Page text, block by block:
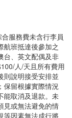
服務費未含行李員
航班抵達後參加之
台、英文配偶及非
人/天且所有費用
則說明接受安排並
保留根據實際情況
能取消及退款。未
見或無法避免的情
等因素無法成行將